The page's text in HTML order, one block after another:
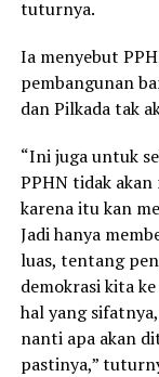
tuturnya.
Ia menyebut
pembangunan
dan Pilkada tak
“Ini juga untuk
PPHN tidak
karena itu kan
Jadi hanya
luas, tentang
demokrasi kita
hal yang
nanti apa akan
pastinya,”